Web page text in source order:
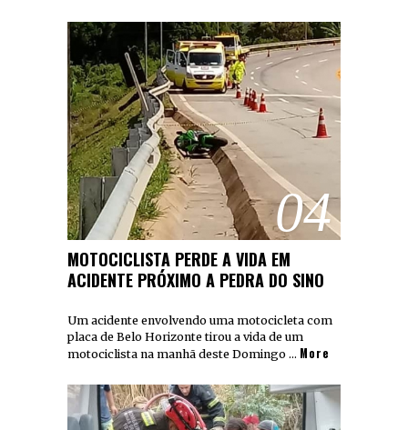
04
MOTOCICLISTA PERDE A VIDA EM
ACIDENTE PRÓXIMO A PEDRA DO SINO
Um acidente envolvendo uma motocicleta com
placa de Belo Horizonte tirou a vida de um
motociclista na manhã deste Domingo … More